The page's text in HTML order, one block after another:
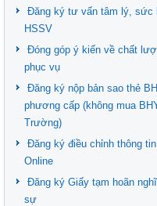
Đăng ký tư vấn tâm lý, sức
HSSV
Đóng góp ý kiến về chất
phục vụ
Đăng ký nộp bản sao thẻ
phương cấp (không mua
Trường)
Đăng ký điều chỉnh thông
Online
Đăng ký Giấy tạm hoãn
sự